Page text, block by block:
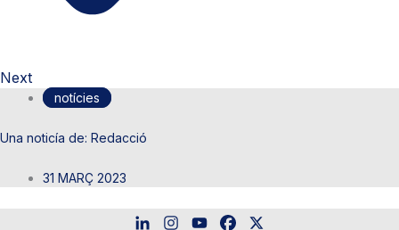
Next
notícies
Redacció
31 MARÇ 2023